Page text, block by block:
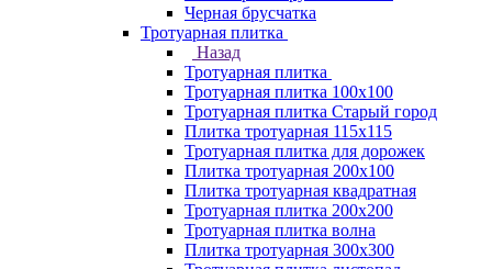
Черная брусчатка
Тротуарная плитка
Назад
Тротуарная плитка
Тротуарная плитка 100x100
Тротуарная плитка Старый город
Плитка тротуарная 115x115
Тротуарная плитка для дорожек
Плитка тротуарная 200х100
Плитка тротуарная квадратная
Тротуарная плитка 200х200
Тротуарная плитка волна
Плитка тротуарная 300х300